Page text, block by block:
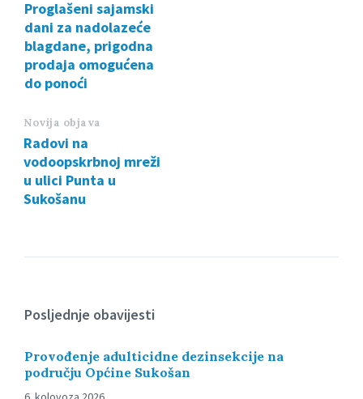
Proglašeni sajamski
dani za nadolazeće
blagdane, prigodna
prodaja omogućena
do ponoći
Novija objava
Radovi na
vodoopskrbnoj mreži
u ulici Punta u
Sukošanu
Posljednje obavijesti
Provođenje adulticidne dezinsekcije na
području Općine Sukošan